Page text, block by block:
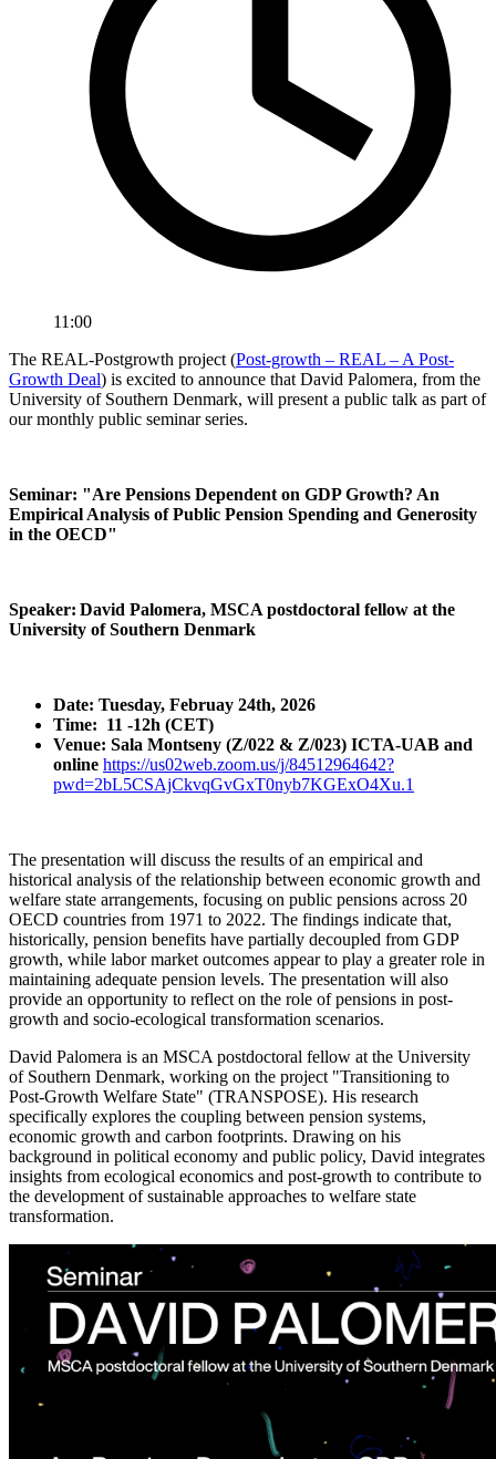
11:00
The REAL-Postgrowth project (Post-growth – REAL – A Post-
Growth Deal) is excited to announce that David Palomera, from the
University of Southern Denmark, will present a public talk as part of
our monthly public seminar series.
Seminar: "Are Pensions Dependent on GDP Growth? An
Empirical Analysis of Public Pension Spending and Generosity
in the OECD"
Speaker: David Palomera, MSCA postdoctoral fellow at the
University of Southern Denmark
Date: Tuesday, Februay 24th, 2026
Time: 11 -12h (CET)
Venue: Sala Montseny (Z/022 & Z/023) ICTA-UAB and
online https://us02web.zoom.us/j/84512964642?
pwd=2bL5CSAjCkvqGvGxT0nyb7KGExO4Xu.1
The presentation will discuss the results of an empirical and
historical analysis of the relationship between economic growth and
welfare state arrangements, focusing on public pensions across 20
OECD countries from 1971 to 2022. The findings indicate that,
historically, pension benefits have partially decoupled from GDP
growth, while labor market outcomes appear to play a greater role in
maintaining adequate pension levels. The presentation will also
provide an opportunity to reflect on the role of pensions in post-
growth and socio-ecological transformation scenarios.
David Palomera is an MSCA postdoctoral fellow at the University
of Southern Denmark, working on the project "Transitioning to
Post-Growth Welfare State" (TRANSPOSE). His research
specifically explores the coupling between pension systems,
economic growth and carbon footprints. Drawing on his
background in political economy and public policy, David integrates
insights from ecological economics and post-growth to contribute to
the development of sustainable approaches to welfare state
transformation.